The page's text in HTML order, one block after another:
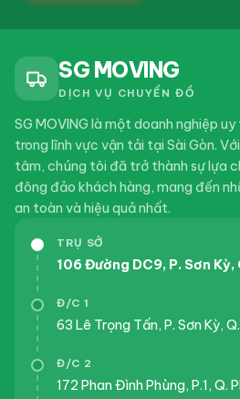
Nhà
SG MOVING
DỊCH VỤ CHUYỂN ĐỒ
SG MOVING là một doanh nghiệp
trong lĩnh vực vận tải tại Sài Gòn.
tâm, chúng tôi đã trở thành sự lựa
đông đảo khách hàng, mang đến
an toàn và hiệu quả nhất.
TRỤ SỞ
106 Đường DC9, P. Sơn Kỳ,
Đ/C 1
63 Lê Trọng Tấn, P. Sơn Kỳ,
Đ/C 2
172 Phan Đình Phùng, P.1, Q.